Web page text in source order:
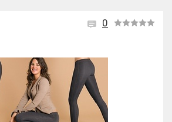
0